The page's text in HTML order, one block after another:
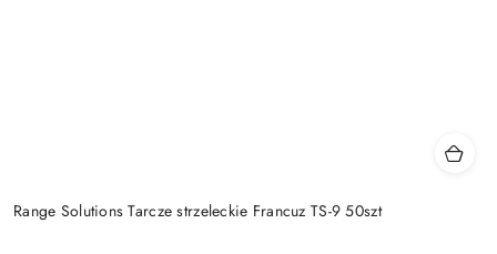
Range Solutions Tarcze strzeleckie Francuz TS-9 50szt